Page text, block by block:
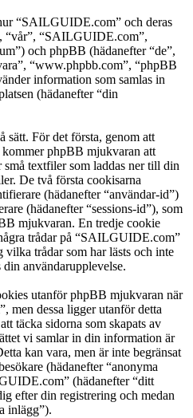
“SAILGUIDE.com” och deras
“vår”, “SAILGUIDE.com”,
och phpBB (hädanefter “de”,
“www.phpbb.com”, “phpBB
information som samlas in
(hädanefter “din
sätt. För det första, genom att
phpBB mjukvaran att
textfiler som laddas ner till din
De två första cookisarna
(hädanefter “användar-id”)
(hädanefter “sessions-id”), som
mjukvaran. En tredje cookie
trådar på “SAILGUIDE.com”
trådar som har lästs och inte
din användarupplevelse.
utanför phpBB mjukvaran när
men dessa ligger utanför detta
täcka sidorna som skapats av
vi samlar in din information är
kan vara, men är inte begränsat
(hädanefter “anonyma
(hädanefter “ditt
efter din registrering och medan
inlägg”).